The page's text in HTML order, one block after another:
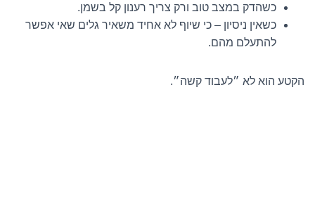
כשהדק במצב טוב ורק צריך רענון קל בשמן.
כשאין ניסיון – כי שיוף לא אחיד משאיר גלים שאי אפשר
להתעלם מהם.
הקטע הוא לא ״לעבוד קשה״.